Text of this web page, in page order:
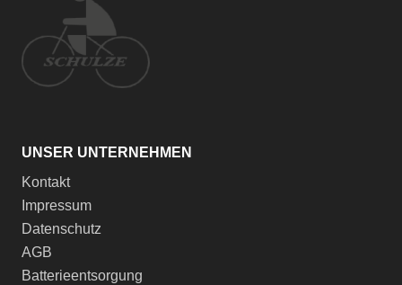
UNSER UNTERNEHMEN
Kontakt
Impressum
Datenschutz
AGB
Batterieentsorgung